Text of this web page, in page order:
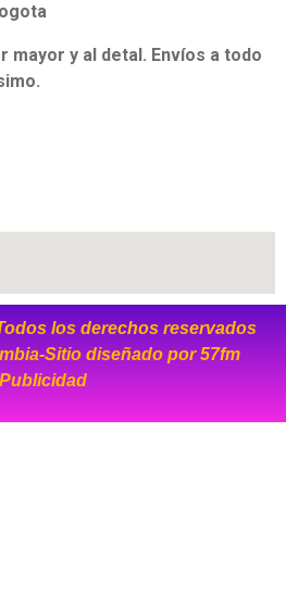
mayor y al detal. Envíos a todo
los derechos reservados
Sitio diseñado por57fm
Publicidad